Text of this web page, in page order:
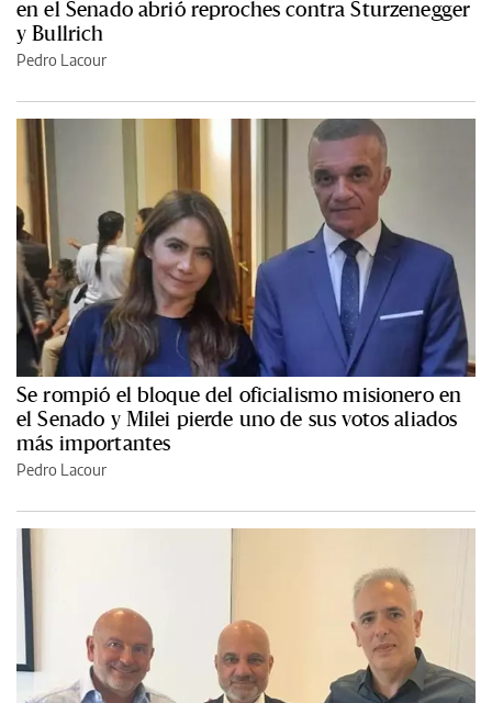
en el Senado abrió reproches contra Sturzenegger
y Bullrich
Pedro Lacour
Se rompió el bloque del oficialismo misionero en
el Senado y Milei pierde uno de sus votos aliados
más importantes
Pedro Lacour